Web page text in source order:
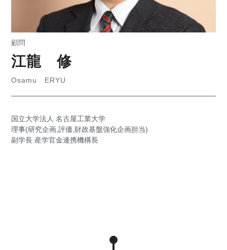
顧問
江龍 修
Osamu ERYU
国立大学法人 名古屋工業大学
理事(研究企画,評価,財政基盤強化企画担当)
副学長 産学官金連携機構長